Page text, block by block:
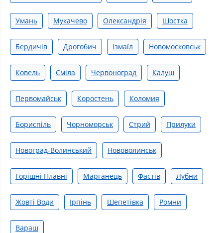
Умань Мукачево Олександрія Шостка
Бердичів Дрогобич Ізмаїл Новомосковськ
Ковель Сміла Червоноград Калуш
Первомайськ Коростень Коломия
Бориспіль Чорноморськ Стрий Прилуки
Новоград-Волинський Нововолинськ
Горішні Плавні Марганець Фастів Лубни
Жовті Води Ірпінь Шепетівка Ромни
Вараш